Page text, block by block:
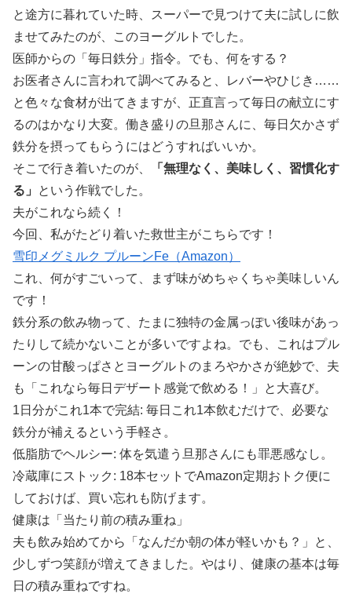
と途方に暮れていた時、スーパーで見つけて夫に試しに飲
ませてみたのが、このヨーグルトでした。
医師からの「毎日鉄分」指令。でも、何をする？
お医者さんに言われて調べてみると、レバーやひじき……
と色々な食材が出てきますが、正直言って毎日の献立にす
るのはかなり大変。働き盛りの旦那さんに、毎日欠かさず
鉄分を摂ってもらうにはどうすればいいか。
そこで行き着いたのが、
「無理なく、美味しく、習慣化す
る」
という作戦でした。
夫がこれなら続く！
今回、私がたどり着いた救世主がこちらです！
雪印メグミルク プルーンFe（Amazon）
これ、何がすごいって、まず味がめちゃくちゃ美味しいん
です！
鉄分系の飲み物って、たまに独特の金属っぽい後味があっ
たりして続かないことが多いですよね。でも、これはプル
ーンの甘酸っぱさとヨーグルトのまろやかさが絶妙で、夫
も「これなら毎日デザート感覚で飲める！」と大喜び。
1日分がこれ1本で完結: 毎日これ1本飲むだけで、必要な
鉄分が補えるという手軽さ。
低脂肪でヘルシー: 体を気遣う旦那さんにも罪悪感なし。
冷蔵庫にストック: 18本セットでAmazon定期おトク便に
しておけば、買い忘れも防げます。
健康は「当たり前の積み重ね」
夫も飲み始めてから「なんだか朝の体が軽いかも？」と、
少しずつ笑顔が増えてきました。やはり、健康の基本は毎
日の積み重ねですね。